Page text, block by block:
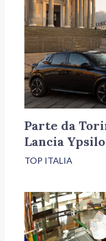
Parte da
Lancia
TOP ITALIA